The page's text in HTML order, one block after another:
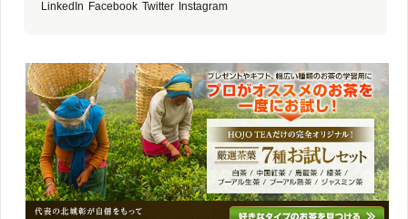
LinkedIn Facebook Twitter Instagram